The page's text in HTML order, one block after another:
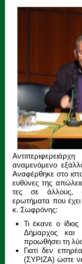
αναμενόμενο
Αναφέρθηκε στο
ευθύνες της
τες σε άλλους,
ερωτήματα που
κ. Σωφρόνης:
Τι έκανε ο
Δήμαρχος και
προωθήσει τη
Γιατί δεν
(ΣΥΡΙΖΑ) ώστε να